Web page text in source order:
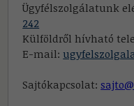
Ügyfélszolgálatunk
242
Külföldről hívható
E-mail:
Sajtókapcsolat: